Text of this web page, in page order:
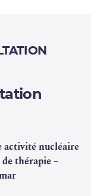
activité nucléaire
thérapie –